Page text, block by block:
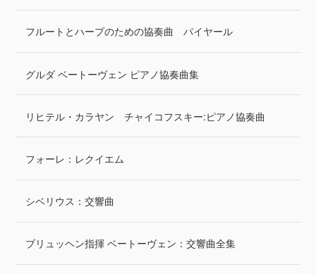
フルートとハープのための協奏曲 パイヤール
グルダ ベートーヴェン ピアノ協奏曲集
リヒテル・カラヤン チャイコフスキー:ピアノ協奏曲
フォーレ：レクイエム
シベリウス：交響曲
ブリュッヘン指揮 ベートーヴェン：交響曲全集